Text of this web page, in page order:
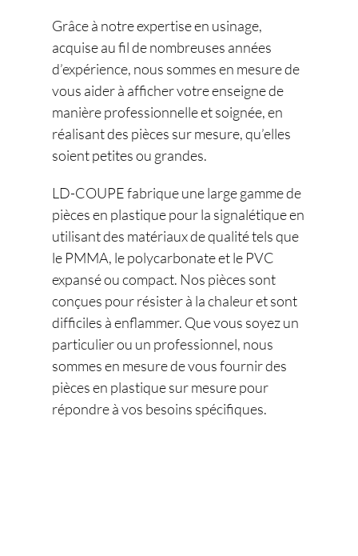
Grâce à notre expertise en usinage,
acquise au fil de nombreuses années
d’expérience, nous sommes en mesure de
vous aider à afficher votre enseigne de
manière professionnelle et soignée, en
réalisant des pièces sur mesure, qu’elles
soient petites ou grandes.
LD-COUPE fabrique une large gamme de
pièces en plastique pour la signalétique en
utilisant des matériaux de qualité tels que
le PMMA, le polycarbonate et le PVC
expansé ou compact. Nos pièces sont
conçues pour résister à la chaleur et sont
difficiles à enflammer. Que vous soyez un
particulier ou un professionnel, nous
sommes en mesure de vous fournir des
pièces en plastique sur mesure pour
répondre à vos besoins spécifiques.